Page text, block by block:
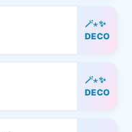
🪄⋆✨
DECO
🪄⋆✨
DECO